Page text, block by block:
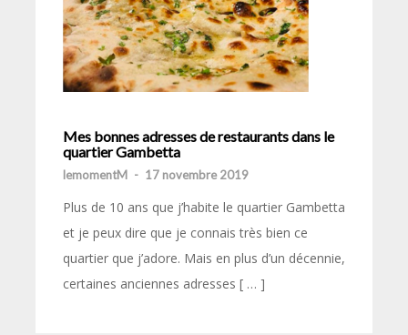
Mes bonnes adresses de restaurants dans le
quartier Gambetta
lemomentM - 17 novembre 2019
Plus de 10 ans que j’habite le quartier Gambetta
et je peux dire que je connais très bien ce
quartier que j’adore. Mais en plus d’un décennie,
certaines anciennes adresses [ … ]